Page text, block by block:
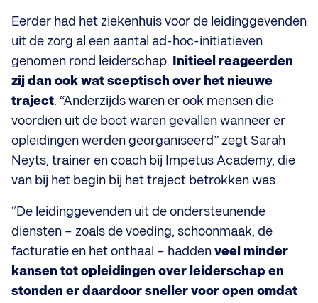
Eerder had het ziekenhuis voor de leidinggevenden
uit de zorg al een aantal ad-hoc-initiatieven
genomen rond leiderschap. Initieel reageerden
zij dan ook wat sceptisch over het nieuwe
traject. “Anderzijds waren er ook mensen die
voordien uit de boot waren gevallen wanneer er
opleidingen werden georganiseerd” zegt Sarah
Neyts, trainer en coach bij Impetus Academy, die
van bij het begin bij het traject betrokken was.
“De leidinggevenden uit de ondersteunende
diensten – zoals de voeding, schoonmaak, de
facturatie en het onthaal – haddenveel minder
kansen tot opleidingen over leiderschap en
stonden er daardoor sneller voor open omdat